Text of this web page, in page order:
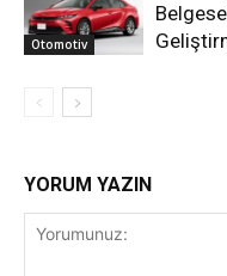
Otomotiv
YORUM YAZIN